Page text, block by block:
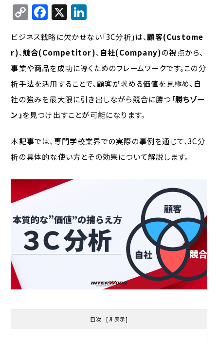
C
o
p
y
Li
n
k
F
a
c
e
b
o
o
k
X
k
e
d
I
n
ビジネス戦略に欠かせない「3C分析」は、顧客(Custome
r)、競合(Competitor)、 自社(Company)の視点から、
事業や商品を成功に導くためのフレームワークです。この分
析手法を活用することで、顧客が求める価値を見極め、自
社の強みを最大限に引き出しながら競合に勝つ 「勝ちゾー
ン」を見つけ出すことが可能になります。
本記事では、専門学校業界での実際の事例を通じて、3C分
析の具体的な使い方とその効果について解説します。
目次 [非表示]